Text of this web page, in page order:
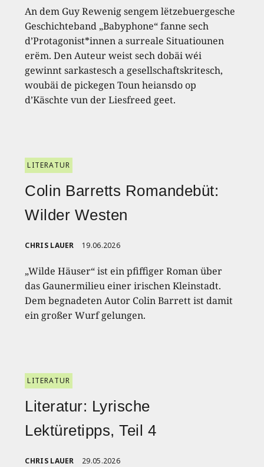
An dem Guy Rewenig sengem lëtzebuergesche
Geschichteband „Babyphone“ fanne sech
d’Protagonist*innen a surreale Situatiounen
erëm. Den Auteur weist sech dobäi wéi
gewinnt sarkastesch a gesellschaftskritesch,
woubäi de pickegen Toun heiansdo op
d’Käschte vun der Liesfreed geet.
LITERATUR
Colin Barretts Romandebüt:
Wilder Westen
CHRIS LAUER 19.06.2026
„Wilde Häuser“ ist ein pfiffiger Roman über
das Gaunermilieu einer irischen Kleinstadt.
Dem begnadeten Autor Colin Barrett ist damit
ein großer Wurf gelungen.
LITERATUR
Literatur: Lyrische
Lektüretipps, Teil 4
CHRIS LAUER 29.05.2026